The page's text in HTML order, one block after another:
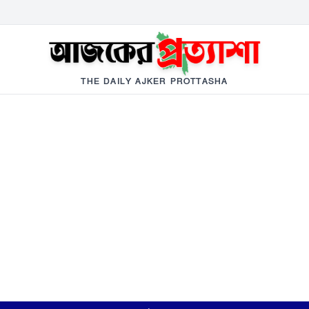
THE DAILY AJKER PROTTASHA